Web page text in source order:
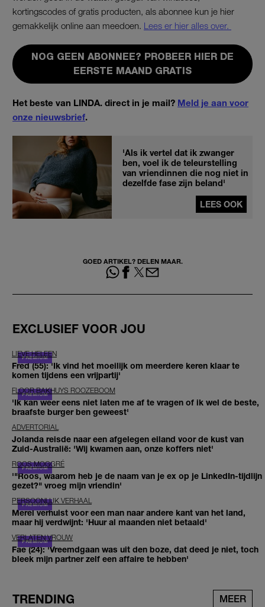
kortingscodes of gratis producten, als abonnee kun je hier
gemakkelijk online aan meedoen. Lees er hier alles over.
NOG GEEN ABONNEE? PROBEER HIER DE
EERSTE MAAND GRATIS
Het beste van LINDA. direct in je mail? Meld je aan voor
onze nieuwsbrief.
'Als ik vertel dat ik zwanger
ben, voel ik de teleurstelling
van vriendinnen die nog niet in
dezelfde fase zijn beland'
LEES OOK
GOED ARTIKEL? DELEN MAAR.
EXCLUSIEF VOOR JOU
LIEVE HELEEN
Fred (55): 'Ik vind het moeilijk om meerdere keren klaar te
komen tijdens een vrijpartij'
FLOOR BAKHUYS ROOZEBOOM
'Ik kan weer eens niet laten me af te vragen of ik wel de beste,
braafste burger ben geweest'
ADVERTORIAL
Jolanda reisde naar een afgelegen eiland voor de kust van
Zuid-Australië: 'Wij kwamen aan, onze koffers niet'
ROOS MOGGRÉ
'"Roos, waarom heb je de naam van je ex op je LinkedIn-tijdlijn
gezet?" vroeg mijn vriendin'
PERSOONLIJK VERHAAL
Merel verhuist voor een man naar andere kant van het land,
maar hij verdwijnt: 'Huur al maanden niet betaald'
VERLATEN VROUW
Fae (24): 'Vreemdgaan was uit den boze, dat deed je niet, toch
bleek mijn partner zelf een affaire te hebben'
TRENDING MEER